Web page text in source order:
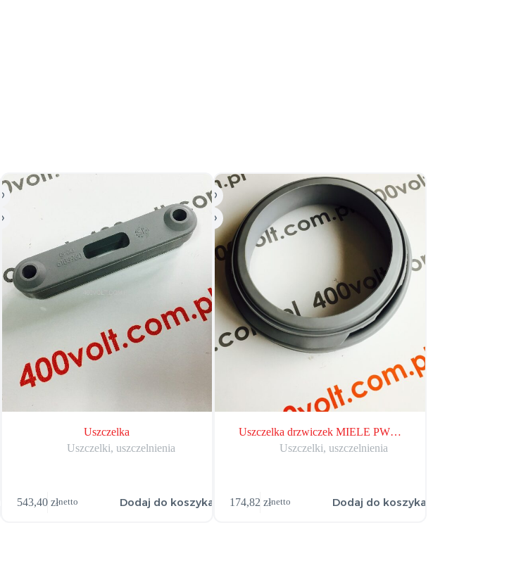
Uszczelka
Uszczelki, uszczelnienia
543,40 złnetto Dodaj do koszyka
Uszczelka drzwiczek MIELE PW…
Uszczelki, uszczelnienia
174,82złnetto Dodaj do koszyka